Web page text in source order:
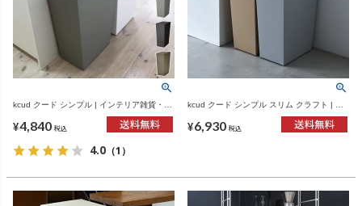
kcud クード シンプル | インテリア雑貨・ゴ
¥4,840 税込
4.0 （1）
kcud クード シンプル スリム クラフト | イ
¥6,930 税込